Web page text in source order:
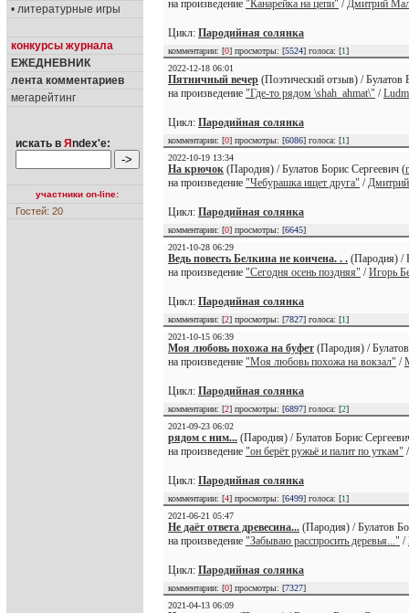
• литературные игры
конкурсы журнала
ЕЖЕДНЕВНИК
лента комментариев
мегарейтинг
искать в Я ndex'е:
участники on-line:
Гостей: 20
на произведение "Канарейка на цепи" /Дмитрий
Цикл: Пародийная солянка
комментарии: [0] просмотры: [5524] голоса: [1]
2022-12-18 06:01
Пятничный вечер (Поэтический отзыв) / Булатов
на произведение "Где-то рядом \shah_ahmat\" /
Цикл: Пародийная солянка
комментарии: [0] просмотры: [6086] голоса: [1]
2022-10-19 13:34
На крючок (Пародия) / Булатов Борис Сергеевич (
на произведение "Чебурашка ищет друга" /
Цикл: Пародийная солянка
комментарии: [0] просмотры: [6645]
2021-10-28 06:29
Ведь повесть Белкина не кончена. . . (Пародия) /
на произведение "Сегодня осень поздняя" /Игорь
Цикл: Пародийная солянка
комментарии: [2] просмотры: [7827] голоса: [1]
2021-10-15 06:39
Моя любовь похожа на буфет (Пародия) /
на произведение "Моя любовь похожа на вокзал" /
Цикл: Пародийная солянка
комментарии: [2] просмотры: [6897] голоса: [2]
2021-09-23 06:02
рядом с ним... (Пародия) / Булатов Борис
на произведение "он берёт ружьё и палит по уткам"
Цикл: Пародийная солянка
комментарии: [4] просмотры: [6499] голоса: [1]
2021-06-21 05:47
Не даёт ответа древесина... (Пародия) / Булатов
на произведение "Забываю расспросить деревья..." /
Цикл: Пародийная солянка
комментарии: [0] просмотры: [7327]
2021-04-13 06:09